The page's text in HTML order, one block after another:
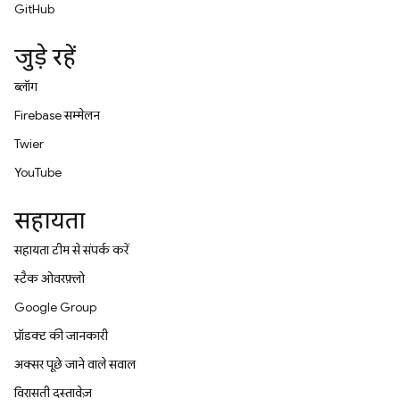
GitHub
जुड़े रहें
ब्लॉग
Firebase सम्मेलन
Twitter
YouTube
सहायता
सहायता टीम से संपर्क करें
स्टैक ओवरफ़्लो
Google Group
प्रॉडक्ट की जानकारी
अक्सर पूछे जाने वाले सवाल
विरासती दस्तावेज़